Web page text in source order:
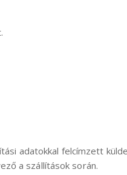
adatokkal felcímzett
a szállítások során.